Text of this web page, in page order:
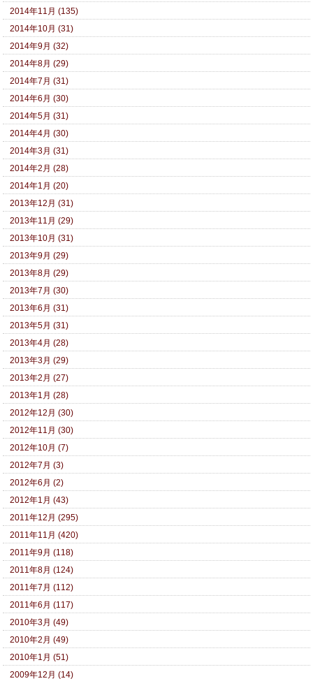
2014年11月 (135)
2014年10月 (31)
2014年9月 (32)
2014年8月 (29)
2014年7月 (31)
2014年6月 (30)
2014年5月 (31)
2014年4月 (30)
2014年3月 (31)
2014年2月 (28)
2014年1月 (20)
2013年12月 (31)
2013年11月 (29)
2013年10月 (31)
2013年9月 (29)
2013年8月 (29)
2013年7月 (30)
2013年6月 (31)
2013年5月 (31)
2013年4月 (28)
2013年3月 (29)
2013年2月 (27)
2013年1月 (28)
2012年12月 (30)
2012年11月 (30)
2012年10月 (7)
2012年7月 (3)
2012年6月 (2)
2012年1月 (43)
2011年12月 (295)
2011年11月 (420)
2011年9月 (118)
2011年8月 (124)
2011年7月 (112)
2011年6月 (117)
2010年3月 (49)
2010年2月 (49)
2010年1月 (51)
2009年12月 (14)